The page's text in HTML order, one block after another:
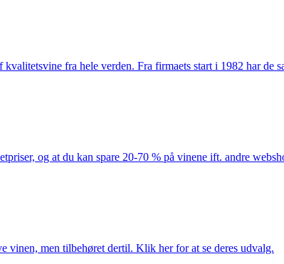
fra hele verden. Fra firmaets start i 1982 har de
og at du kan spare 20-70 % på vinene ift. andre
vinen, men tilbehøret dertil. Klik her for at se deres udvalg.